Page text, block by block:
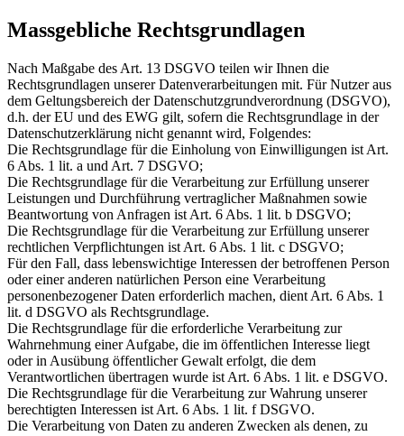
Massgebliche Rechtsgrundlagen
Nach Maßgabe des Art. 13 DSGVO teilen wir Ihnen die
Rechtsgrundlagen unserer Datenverarbeitungen mit. Für Nutzer aus
dem Geltungsbereich der Datenschutzgrundverordnung (DSGVO),
d.h. der EU und des EWG gilt, sofern die Rechtsgrundlage in der
Datenschutzerklärung nicht genannt wird, Folgendes:
Die Rechtsgrundlage für die Einholung von Einwilligungen ist Art.
6 Abs. 1 lit. a und Art. 7 DSGVO;
Die Rechtsgrundlage für die Verarbeitung zur Erfüllung unserer
Leistungen und Durchführung vertraglicher Maßnahmen sowie
Beantwortung von Anfragen ist Art. 6 Abs. 1 lit. b DSGVO;
Die Rechtsgrundlage für die Verarbeitung zur Erfüllung unserer
rechtlichen Verpflichtungen ist Art. 6 Abs. 1 lit. c DSGVO;
Für den Fall, dass lebenswichtige Interessen der betroffenen Person
oder einer anderen natürlichen Person eine Verarbeitung
personenbezogener Daten erforderlich machen, dient Art. 6 Abs. 1
lit. d DSGVO als Rechtsgrundlage.
Die Rechtsgrundlage für die erforderliche Verarbeitung zur
Wahrnehmung einer Aufgabe, die im öffentlichen Interesse liegt
oder in Ausübung öffentlicher Gewalt erfolgt, die dem
Verantwortlichen übertragen wurde ist Art. 6 Abs. 1 lit. e DSGVO.
Die Rechtsgrundlage für die Verarbeitung zur Wahrung unserer
berechtigten Interessen ist Art. 6 Abs. 1 lit. f DSGVO.
Die Verarbeitung von Daten zu anderen Zwecken als denen, zu